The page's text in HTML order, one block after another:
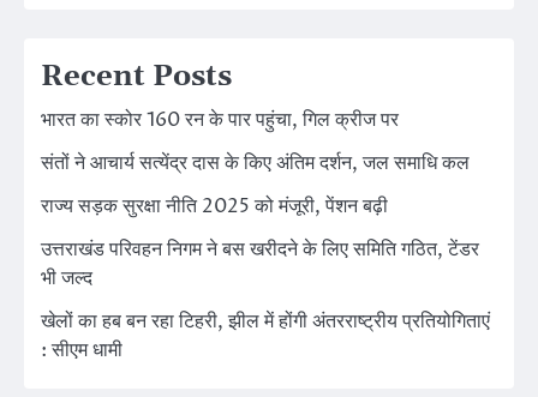
Recent Posts
भारत का स्कोर 160 रन के पार पहुंचा, गिल क्रीज पर
संतों ने आचार्य सत्येंद्र दास के किए अंतिम दर्शन, जल समाधि कल
राज्य सड़क सुरक्षा नीति 2025 को मंजूरी, पेंशन बढ़ी
उत्तराखंड परिवहन निगम ने बस खरीदने के लिए समिति गठित, टेंडर
भी जल्द
खेलों का हब बन रहा टिहरी, झील में होंगी अंतरराष्ट्रीय प्रतियोगिताएं
: सीएम धामी